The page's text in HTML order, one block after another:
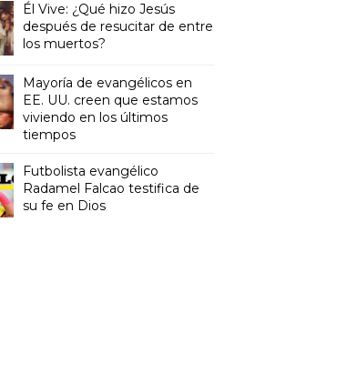
Él Vive: ¿Qué hizo Jesús
después de resucitar de entre
los muertos?
Mayoría de evangélicos en
EE. UU. creen que estamos
viviendo en los últimos
tiempos
Futbolista evangélico
Radamel Falcao testifica de
su fe en Dios